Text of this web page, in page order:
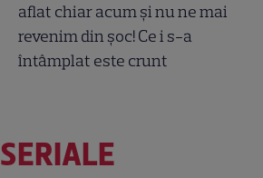
aflat chiar acum și nu ne mai
revenim din șoc! Ce i s-a
întâmplat este crunt
SERIALE